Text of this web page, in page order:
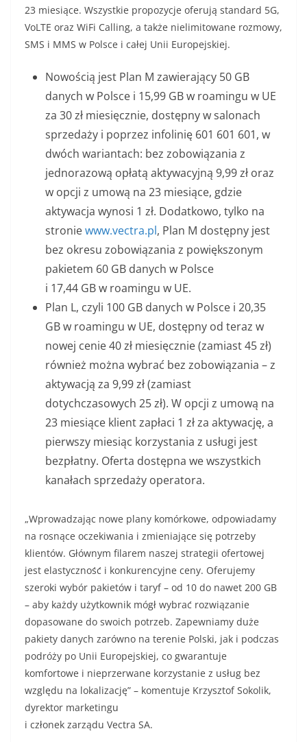
23 miesiące. Wszystkie propozycje oferują standard 5G,
VoLTE oraz WiFi Calling, a także nielimitowane rozmowy,
SMS i MMS w Polsce i całej Unii Europejskiej.
Nowością jest Plan M zawierający 50 GB
danych w Polsce i 15,99 GB w roamingu w UE
za 30 zł miesięcznie, dostępny w salonach
sprzedaży i poprzez infolinię 601 601 601, w
dwóch wariantach: bez zobowiązania z
jednorazową opłatą aktywacyjną 9,99 zł oraz
w opcji z umową na 23 miesiące, gdzie
aktywacja wynosi 1 zł. Dodatkowo, tylko na
stroniewww.vectra.pl, Plan M dostępny jest
bez okresu zobowiązania z powiększonym
pakietem 60 GB danych w Polsce
i 17,44 GB w roamingu w UE.
Plan L, czyli 100 GB danych w Polsce i 20,35
GB w roamingu w UE, dostępny od teraz w
nowej cenie 40 zł miesięcznie (zamiast 45 zł)
również można wybrać bez zobowiązania – z
aktywacją za 9,99 zł (zamiast
dotychczasowych 25 zł). W opcji z umową na
23 miesiące klient zapłaci 1 zł za aktywację, a
pierwszy miesiąc korzystania z usługi jest
bezpłatny. Oferta dostępna we wszystkich
kanałach sprzedaży operatora.
„Wprowadzając nowe plany komórkowe, odpowiadamy
na rosnące oczekiwania i zmieniające się potrzeby
klientów. Głównym filarem naszej strategii ofertowej
jest elastyczność i konkurencyjne ceny. Oferujemy
szeroki wybór pakietów i taryf – od 10 do nawet 200 GB
– aby każdy użytkownik mógł wybrać rozwiązanie
dopasowane do swoich potrzeb. Zapewniamy duże
pakiety danych zarówno na terenie Polski, jak i podczas
podróży po Unii Europejskiej, co gwarantuje
komfortowe i nieprzerwane korzystanie z usług bez
względu na lokalizację” – komentuje Krzysztof Sokolik,
dyrektor marketingu
i członek zarządu Vectra SA.